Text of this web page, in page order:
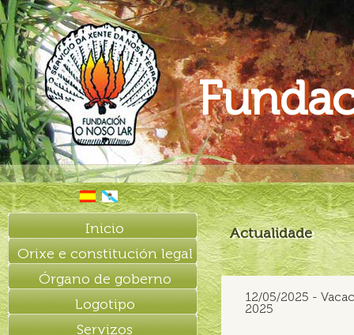
Inicio
Orixe e constitución legal
Órgano de goberno
Logotipo
Servizos
Actualidade
12/05/2025 -
2025